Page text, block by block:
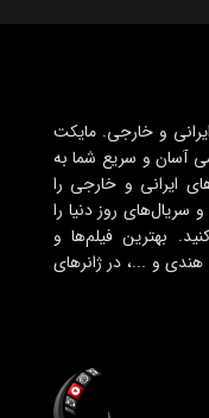
و خارجی. مایکت
آسان و سریع شما به
ایرانی و خارجی را
سریال‌های روز دنیا را
بهترین فیلم‌ها و
هندی و ...، در ژانرهای